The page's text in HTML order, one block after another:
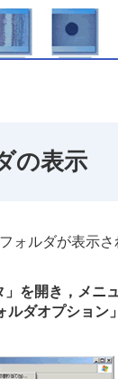
の表示
ォルダが表示
」を開き，メニ
ルダオプション